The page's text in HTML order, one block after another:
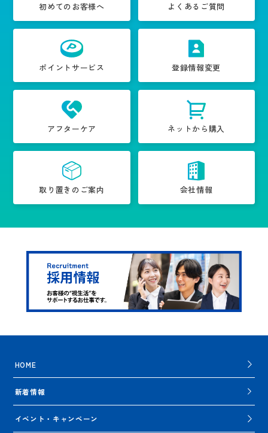
初めてのお客様へ よくあるご質問
ポイントサービス 登録情報変更
アフターケア ネットから購入
取り置きのご案内 会社情報
HOME
新着情報
イベント・キャンペーン